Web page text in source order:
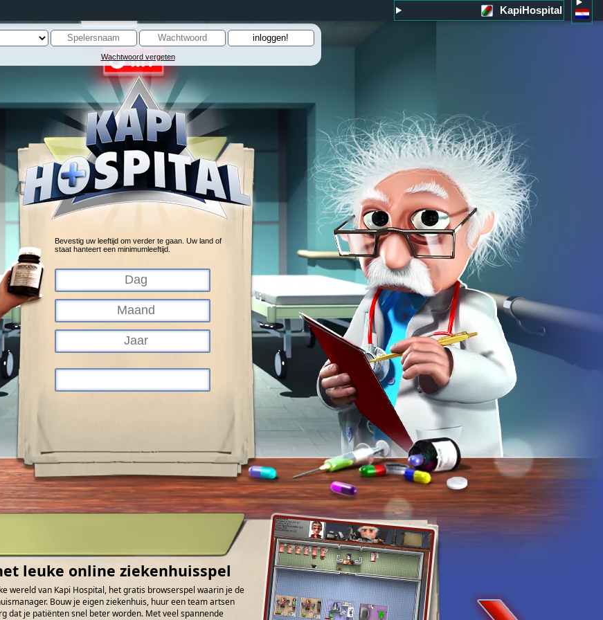
KapiHospital
Wachtwoord vergeten
Bevestig uw leeftijd om verder te gaan. Uw land of
staat hanteert een minimumleeftijd.
leuke online ziekenhuisspel
wereld van Kapi Hospital, het gratis browserspel waarin je de
Bouw je eigen ziekenhuis, huur een team artsen
dat je patiënten snel beter worden. Met veel spannende